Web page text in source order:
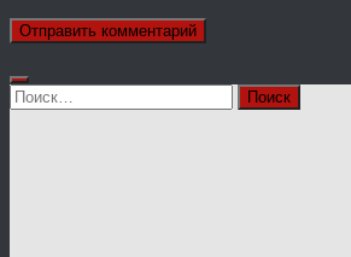
Найти: